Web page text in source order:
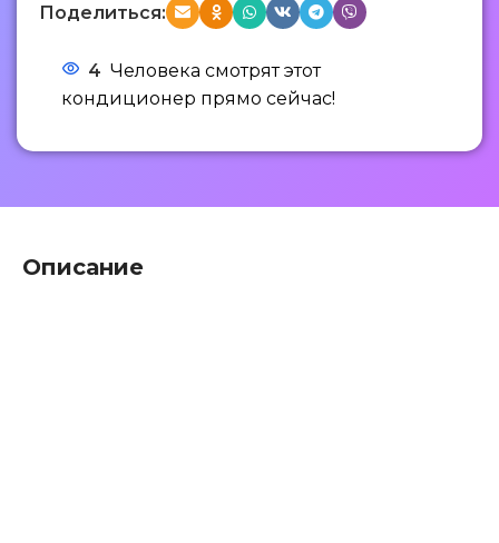
Поделиться:
4 Человека смотрят этот
кондиционер прямо сейчас!
Описание